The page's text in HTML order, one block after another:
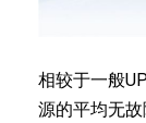
相较于一般
源的平均无